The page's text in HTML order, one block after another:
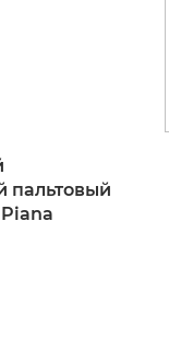
пальтовый